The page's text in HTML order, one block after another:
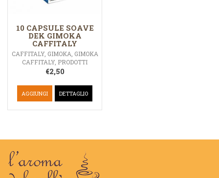
10 CAPSULE SOAVE
DEK GIMOKA
CAFFITALY
CAFFITALY, GIMOKA GIMOKA
CAFFITALY, PRODOTTI
€2,50
AGGIUNGI DETTAGLIO